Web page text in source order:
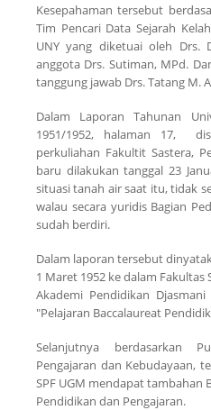
Kesepahaman tersebut
Tim Pencari Data Sejarah
UNY yang diketuai oleh Drs.
anggota Drs. Sutiman, MPd.
tanggung jawab Drs. Tatang M.
Dalam Laporan Tahunan
1951/1952, halaman 17,
perkuliahan Fakultit Sastera,
baru dilakukan tanggal 23
situasi tanah air saat itu, tidak
walau secara yuridis Bagian
sudah berdiri.
Dalam laporan tersebut
1 Maret 1952 ke dalam Fakultas
Akademi Pendidikan
"Pelajaran Baccalaureat
Selanjutnya berdasarkan
Pengajaran dan Kebudayaan,
SPF UGM mendapat tambahan
Pendidikan dan Pengajaran.